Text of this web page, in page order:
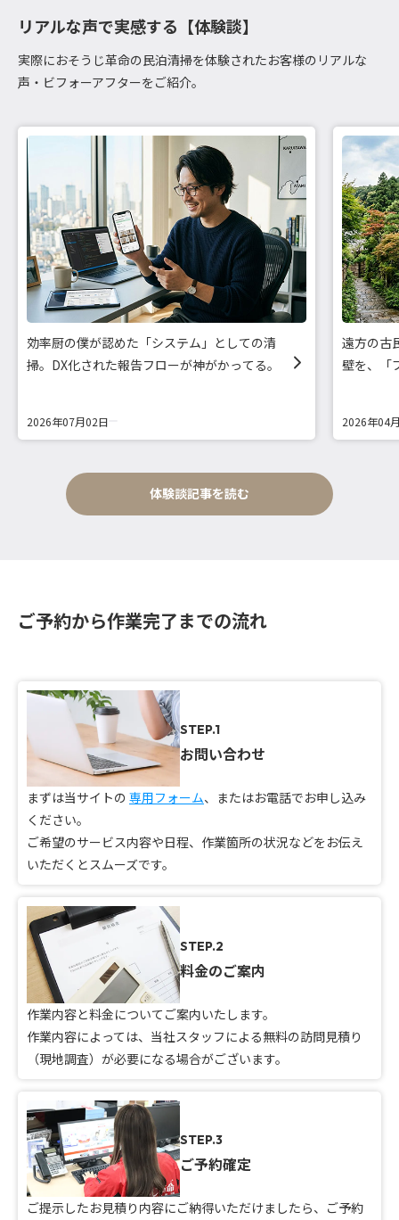
リアルな声で実感する【体験談】
実際におそうじ革命の民泊清掃を体験されたお客様のリアルな
声・ビフォーアフターをご紹介。
効率厨の僕が認めた「システム」としての清
掃。DX化された報告フローが神がかってる。
2026年07月02日
遠方の古
壁を、「
2026年04
体験談記事を読む
ご予約から作業完了までの流れ
STEP.1
お問い合わせ
まずは当サイトの 専用フォーム、またはお電話でお申し込み
ください。
ご希望のサービス内容や日程、作業箇所の状況などをお伝え
いただくとスムーズです。
STEP.2
料金のご案内
作業内容と料金についてご案内いたします。
作業内容によっては、当社スタッフによる無料の訪問見積り
（現地調査）が必要になる場合がございます。
STEP.3
ご予約確定
ご提示したお見積り内容にご納得いただけましたら、ご予約